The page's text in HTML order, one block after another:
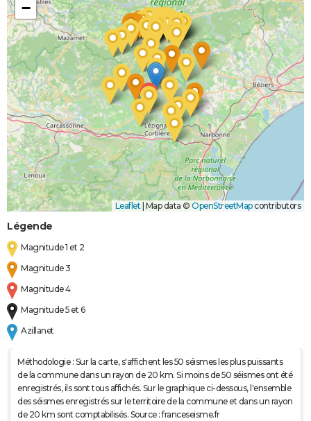
−
Leaflet Map data © OpenStreetMapcontributors
Légende
Magnitude 1 et 2
Magnitude 3
Magnitude 4
Magnitude 5 et 6
Azillanet
Méthodologie : Sur la carte, s'affichent les 50 séismes les plus puissants
de la commune dans un rayon de 20 km. Si moins de 50 séismes ont été
enregistrés, ils sont tous affichés. Sur le graphique ci-dessous, l'ensemble
des séismes enregistrés sur le territoire de la commune et dans un rayon
de 20 km sont comptabilisés. Source : franceseisme.fr